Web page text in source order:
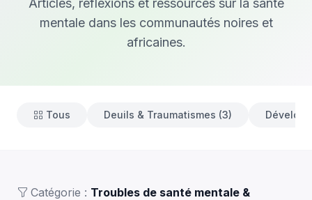
Articles, réflexions et ressources sur la santé
mentale dans les communautés noires et
africaines.
Tous Deuils & Traumatismes (3)
Catégorie : Troubles de santé mentale &